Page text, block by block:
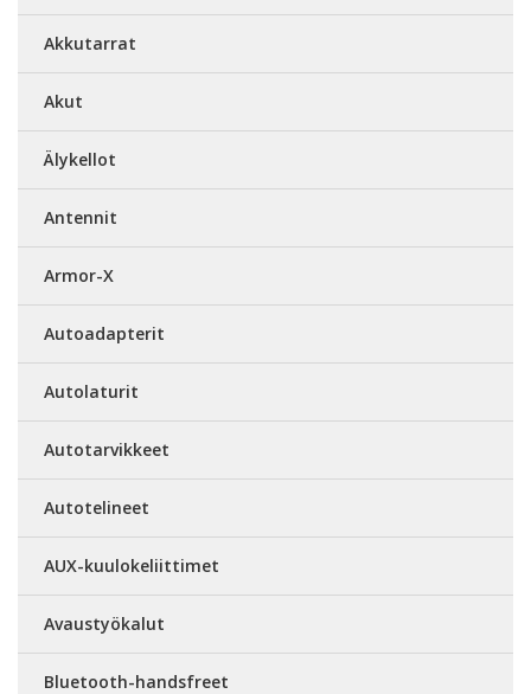
Akkutarrat
Akut
Älykellot
Antennit
Armor-X
Autoadapterit
Autolaturit
Autotarvikkeet
Autotelineet
AUX-kuulokeliittimet
Avaustyökalut
Bluetooth-handsfreet